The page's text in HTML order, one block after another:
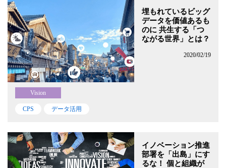
埋もれているビッグ
データを価値あるも
のに 共生する「つ
ながる世界」とは？
2020/02/19
Vision
CPS データ活用
イノベーション推進
部署を「出島」にす
るな！ 個と組織が